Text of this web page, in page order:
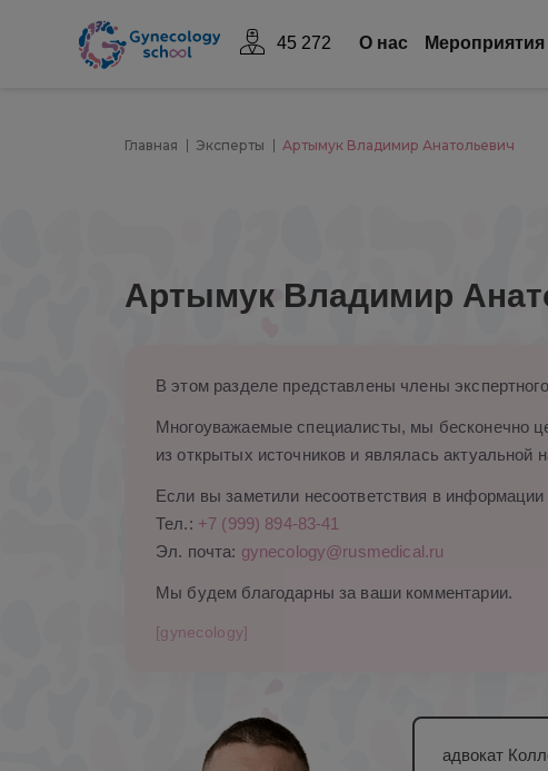
45 272 О нас Mероприятия
Главная Эксперты Артымук Владимир Анатольевич
Артымук Владимир
В этом разделе представлены члены
Многоуважаемые специалисты, мы бесконечно
из открытых источников и являлась
Если вы заметили несоответствия в
Тел.: +7 (999) 894-83-41
Эл. почта: gynecology@rusmedical.ru
Мы будем благодарны за ваши комментарии.
[gynecology]
адвокат